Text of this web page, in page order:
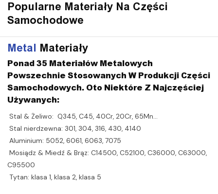
Popularne Materiały Na Części
Samochodowe
Metal Materiały
Ponad 35 Materiałów Metalowych
Powszechnie Stosowanych W Produkcji Części
Samochodowych. Oto Niektóre Z Najczęściej
Używanych:
Stal & Żeliwo: Q345, C45, 40Cr, 20Cr, 65Mn…
Stal nierdzewna: 301, 304, 316, 430, 4140
Aluminium: 5052, 6061, 6063, 7075
Mosiądz & Miedź & Brąz: C14500, C52100, C36000, C63000,
C95500
Tytan: klasa 1, klasa 2, klasa 5